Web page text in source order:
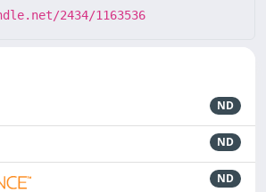
2434/1163536
ND
ND
ND